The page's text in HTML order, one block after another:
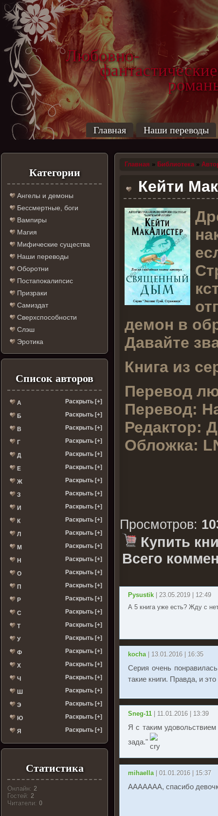
Любовно-
фантастические
Главная Наши переводы
Категории
Ангелы и демоны
Бессмертные, боги
Вампиры
Магия
Мифические существа
Наши переводы
Оборотни
Постапокалипсис
Призраки
Самиздат
Сверхспособности
Слэш
Эротика
Список авторов
А Раскрыть [+]
Б Раскрыть [+]
В Раскрыть [+]
Г Раскрыть [+]
Д Раскрыть [+]
Е Раскрыть [+]
Ж Раскрыть [+]
З Раскрыть [+]
И Раскрыть [+]
К Раскрыть [+]
Л Раскрыть [+]
М Раскрыть [+]
Н Раскрыть [+]
О Раскрыть [+]
П Раскрыть [+]
Р Раскрыть [+]
С Раскрыть [+]
Т Раскрыть [+]
У Раскрыть [+]
Ф Раскрыть [+]
Х Раскрыть [+]
Ч Раскрыть [+]
Ш Раскрыть [+]
Э Раскрыть [+]
Ю Раскрыть [+]
Я Раскрыть [+]
Статистика
Онлайн:2
Гостей:2
Читатели:0
Главная » Библиотека»
Кейти
Д
демон в
Давайте
Книга из
Перевод
Перевод:
Редактор:
Обложка:
Просмотров:
Купить
Всего
Pysustik | 23.05.2019 | 12:49
А 5 книга уже есть? Жду с
kocha | 13.01.2016 | 16:35
Серия очень
такие книги. Правда, и
Sneg-11 | 11.01.2016 | 13:39
Я с таким удовольствием
зада."
mihaella | 01.01.2016 | 15:37
ААААААА, спасибо